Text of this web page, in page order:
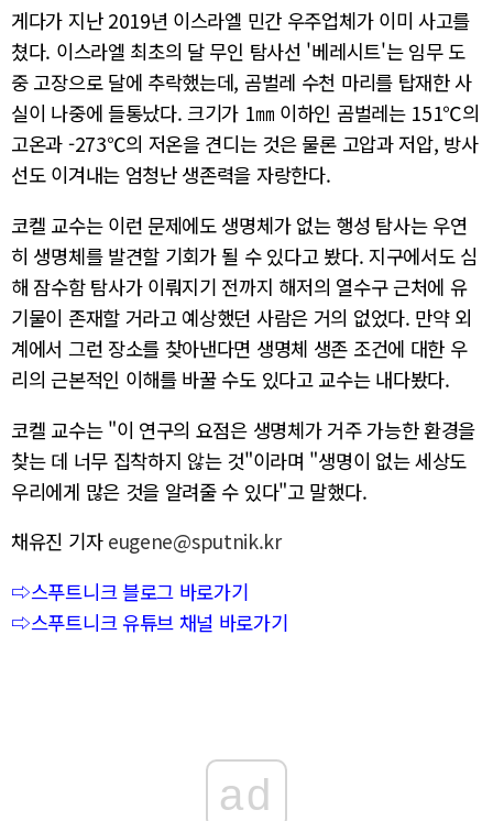
게다가 지난 2019년 이스라엘 민간 우주업체가 이미 사고를
쳤다. 이스라엘 최초의 달 무인 탐사선 '베레시트'는 임무 도
중 고장으로 달에 추락했는데, 곰벌레 수천 마리를 탑재한 사
실이 나중에 들통났다. 크기가 1㎜ 이하인 곰벌레는 151℃의
고온과 -273℃의 저온을 견디는 것은 물론 고압과 저압, 방사
선도 이겨내는 엄청난 생존력을 자랑한다.
코켈 교수는 이런 문제에도 생명체가 없는 행성 탐사는 우연
히 생명체를 발견할 기회가 될 수 있다고 봤다. 지구에서도 심
해 잠수함 탐사가 이뤄지기 전까지 해저의 열수구 근처에 유
기물이 존재할 거라고 예상했던 사람은 거의 없었다. 만약 외
계에서 그런 장소를 찾아낸다면 생명체 생존 조건에 대한 우
리의 근본적인 이해를 바꿀 수도 있다고 교수는 내다봤다.
코켈 교수는 "이 연구의 요점은 생명체가 거주 가능한 환경을
찾는 데 너무 집착하지 않는 것"이라며 "생명이 없는 세상도
우리에게 많은 것을 알려줄 수 있다"고 말했다.
채유진 기자 eugene@sputnik.kr
⇨스푸트니크 블로그 바로가기
⇨스푸트니크 유튜브 채널 바로가기
ad